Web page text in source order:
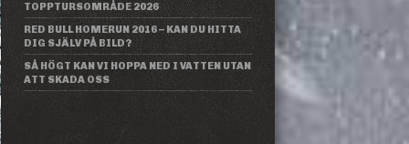
TOPPTURSOMRÅDE 2026
RED BULL HOMERUN 2016 – KAN DU HITTA
DIG SJÄLV PÅ BILD?
SÅ HÖGT KAN VI HOPPA NED I VATTEN UTAN
ATT SKADA OSS